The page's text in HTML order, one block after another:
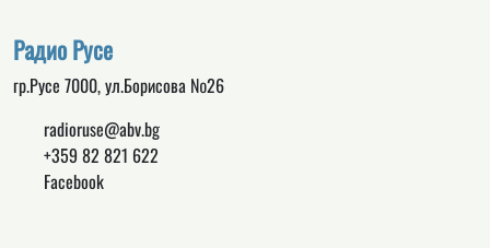
Радио Русе
гр.Русе 7000, ул.Борисова №26
radioruse@abv.bg
+359 82 821 622
Facebook